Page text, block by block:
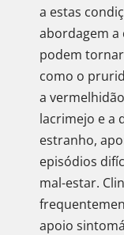
a estas
abordagem
podem
como o
a
lacrimejo e a
estranho,
episódios
mal-estar.
apoio